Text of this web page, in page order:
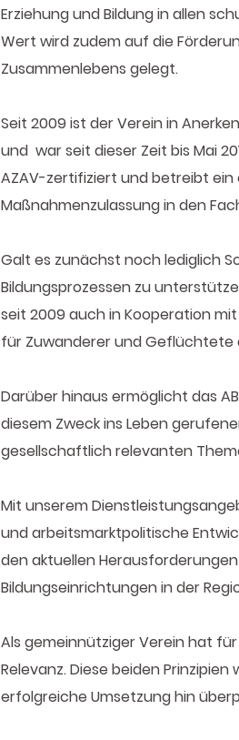
Erziehung und Bildung in allen
Wert wird zudem auf die
Zusammenlebens gelegt.
Seit 2009 ist der Verein in
und war seit dieser Zeit bis Mai
AZAV-zertifiziert und betreibt
Maßnahmenzulassung in den
Galt es zunächst noch lediglich
Bildungsprozessen zu
seit 2009 auch in Kooperation
für Zuwanderer und Geflüchtete
Darüber hinaus ermöglicht das
diesem Zweck ins Leben
gesellschaftlich relevanten
Mit unserem
und arbeitsmarktpolitische
den aktuellen
Bildungseinrichtungen in der
Als gemeinnütziger Verein hat
Relevanz. Diese beiden
erfolgreiche Umsetzung hin